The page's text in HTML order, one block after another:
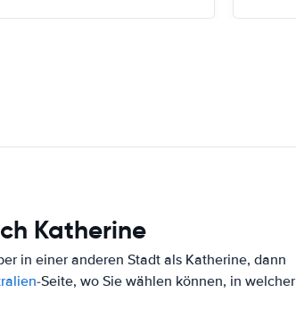
Katherine
in einer anderen Stadt als Katherine, dann
-Seite, wo Sie wählen können, in welcher